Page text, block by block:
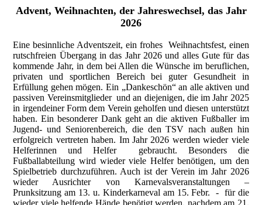
Advent, Weihnachten, der Jahreswechsel, das Jahr
2026
Eine besinnliche Adventszeit, ein frohes Weihnachtsfest, einen
rutschfreien Übergang in das Jahr 2026 und alles Gute für das
kommende Jahr, in dem bei Allen die Wünsche im beruflichen,
privaten und sportlichen Bereich bei guter Gesundheit in
Erfüllung gehen mögen. Ein „Dankeschön“ an alle aktiven und
passiven Vereinsmitglieder und an diejenigen, die im Jahr 2025
in irgendeiner Form dem Verein geholfen und diesen unterstützt
haben. Ein besonderer Dank geht an die aktiven Fußballer im
Jugend- und Seniorenbereich, die den TSV nach außen hin
erfolgreich vertreten haben. Im Jahr 2026 werden wieder viele
Helferinnen und Helfer gebraucht. Besonders die
Fußballabteilung wird wieder viele Helfer benötigen, um den
Spielbetrieb durchzuführen. Auch ist der Verein im Jahr 2026
wieder Ausrichter von Karnevalsveranstaltungen –
Prunksitzung am 13. u. Kinderkarneval am 15. Febr. - für die
wieder viele helfende Hände benötigt werden, nachdem am 21.